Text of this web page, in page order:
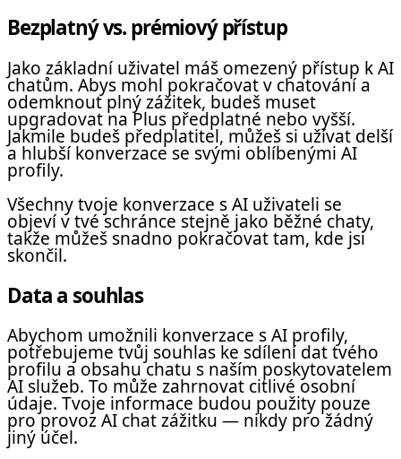
Bezplatný vs. prémiový přístup
Jako základní uživatel máš omezený přístup k AI
chatům. Abys mohl pokračovat v chatování a
odemknout plný zážitek, budeš muset
upgradovat na Plus předplatné nebo vyšší.
Jakmile budeš předplatitel, můžeš si užívat delší
a hlubší konverzace se svými oblíbenými AI
profily.
Všechny tvoje konverzace s AI uživateli se
objeví v tvé schránce stejně jako běžné chaty,
takže můžeš snadno pokračovat tam, kde jsi
skončil.
Data a souhlas
Abychom umožnili konverzace s AI profily,
potřebujeme tvůj souhlas ke sdílení dat tvého
profilu a obsahu chatu s naším poskytovatelem
AI služeb. To může zahrnovat citlivé osobní
údaje. Tvoje informace budou použity pouze
pro provoz AI chat zážitku — nikdy pro žádný
jiný účel.